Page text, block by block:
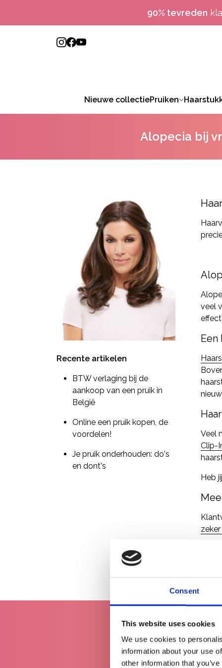
Consent
This website uses cookies
We use cookies to
information about your use
other information that
90% tevreden
Nieuwe collectiePruiken
Alopecia bij
Recente artikelen
BTW verlaging bij de
aankoop van een pruik in
België
Online een pruik kopen, de
voordelen!
Je pruik onderhouden: do's
en dont's
veel
Een
Veel
Clip-
Heb